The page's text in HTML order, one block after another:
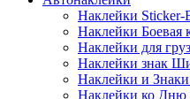
Наклейки
Наклейки Боевая
Наклейки для
Наклейки знак
Наклейки и Знаки
Наклейки ко